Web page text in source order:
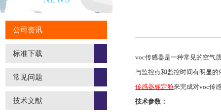
公司资讯
标准下载
常见问题
技术文献
voc传感器是一种常见的空气
与监控点和监控时间有明显
传感器标定舱来完成对voc传
技术参数：